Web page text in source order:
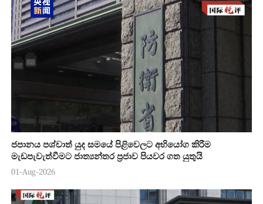
ජපානය පශ්චාත් යුද සමයේ පිළිවෙලට අභියෝග කිරීම
මැඩපැවැත්වීමට ජාත්‍යන්තර ප්‍රජාව පියවර ගත යුතුයි
01-Aug-2026